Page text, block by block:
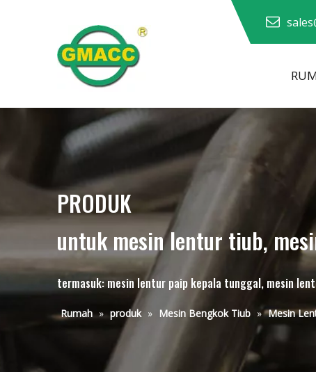
PRODUK
untuk mesin lentur tiub,
termasuk: mesin lentur paip kepala tunggal, mesin
Rumah » produk » Mesin Bengkok Tiub » Mesin